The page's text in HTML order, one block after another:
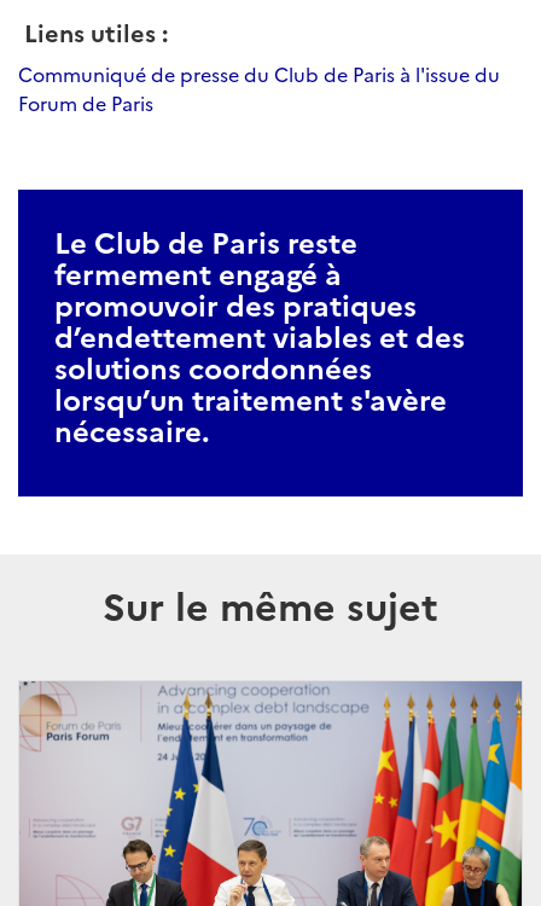
Liens utiles :
Communiqué de presse du Club de Paris à l'issue du
Forum de Paris
Le Club de Paris reste
fermement engagé à
promouvoir des pratiques
d’endettement viables et des
solutions coordonnées
lorsqu’un traitement s'avère
nécessaire.
Sur le même sujet